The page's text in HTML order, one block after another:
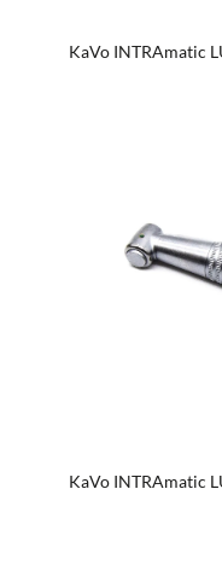
KaVo INTRAmatic
KaVo INTRAmatic